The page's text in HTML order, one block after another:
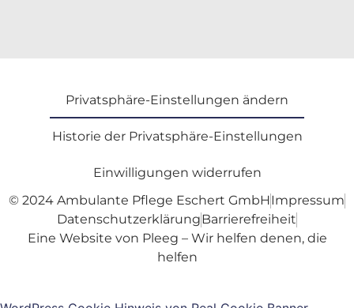
Privatsphäre-Einstellungen ändern
Historie der Privatsphäre-Einstellungen
Einwilligungen widerrufen
© 2024 Ambulante Pflege Eschert GmbHImpressum
DatenschutzerklärungBarrierefreiheit
Eine Website von Pleeg – Wir helfen denen, die
helfen